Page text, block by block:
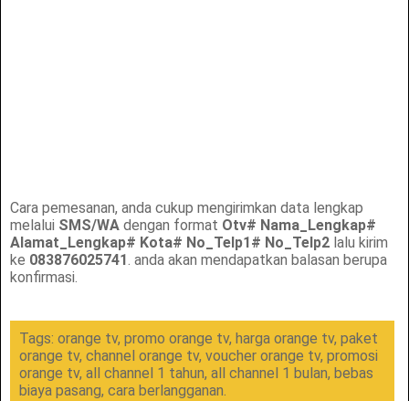
Cara pemesanan, anda cukup mengirimkan data lengkap
melalui SMS/WA dengan format Otv# Nama_Lengkap#
Alamat_Lengkap# Kota# No_Telp1# No_Telp2 lalu kirim
ke 083876025741. anda akan mendapatkan balasan berupa
konfirmasi.
Tags: orange tv, promo orange tv, harga orange tv, paket
orange tv, channel orange tv, voucher orange tv, promosi
orange tv, all channel 1 tahun, all channel 1 bulan, bebas
biaya pasang, cara berlangganan.